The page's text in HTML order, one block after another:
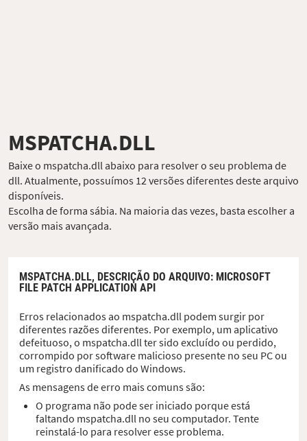
MSPATCHA.DLL
Baixe o mspatcha.dll abaixo para resolver o seu problema de
dll. Atualmente, possuímos 12 versões diferentes deste arquivo
disponíveis.
Escolha de forma sábia. Na maioria das vezes, basta escolher a
versão mais avançada.
MSPATCHA.DLL, DESCRIÇÃO DO ARQUIVO: MICROSOFT
FILE PATCH APPLICATION API
Erros relacionados ao mspatcha.dll podem surgir por
diferentes razões diferentes. Por exemplo, um aplicativo
defeituoso, o mspatcha.dll ter sido excluído ou perdido,
corrompido por software malicioso presente no seu PC ou
um registro danificado do Windows.
As mensagens de erro mais comuns são:
O programa não pode ser iniciado porque está
faltando mspatcha.dll no seu computador. Tente
reinstalá-lo para resolver esse problema.